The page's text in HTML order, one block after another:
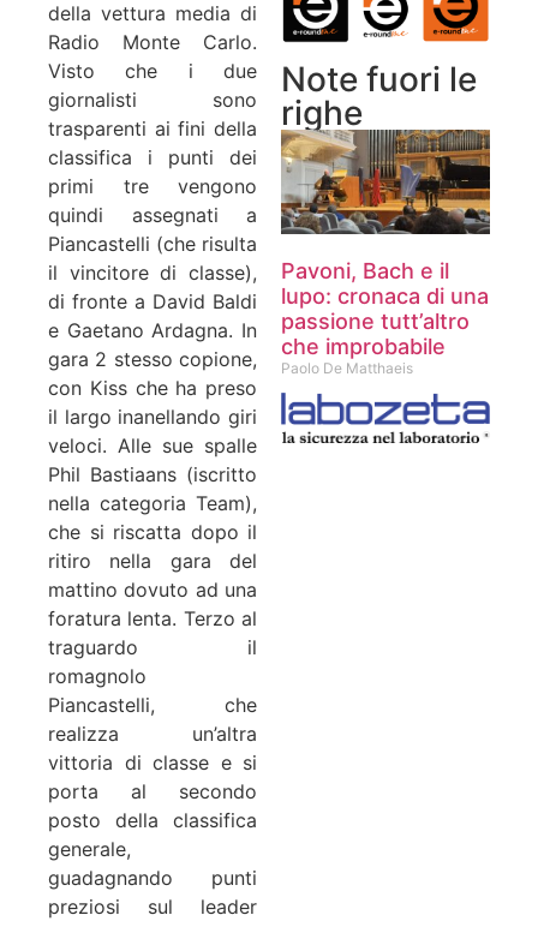
della vettura media di
Radio Monte Carlo.
Visto che i due
giornalisti sono
trasparenti ai fini della
classifica i punti dei
primi tre vengono
quindi assegnati a
Piancastelli (che risulta
il vincitore di classe),
di fronte a David Baldi
e Gaetano Ardagna. In
gara 2 stesso copione,
con Kiss che ha preso
il largo inanellando giri
veloci. Alle sue spalle
Phil Bastiaans (iscritto
nella categoria Team),
che si riscatta dopo il
ritiro nella gara del
mattino dovuto ad una
foratura lenta. Terzo al
traguardo il
romagnolo
Piancastelli, che
realizza un’altra
vittoria di classe e si
porta al secondo
posto della classifica
generale,
guadagnando punti
preziosi sul leader
Note fuori le
righe
Pavoni, Bach e il
lupo: cronaca di una
passione tutt’altro
che improbabile
Paolo De Matthaeis